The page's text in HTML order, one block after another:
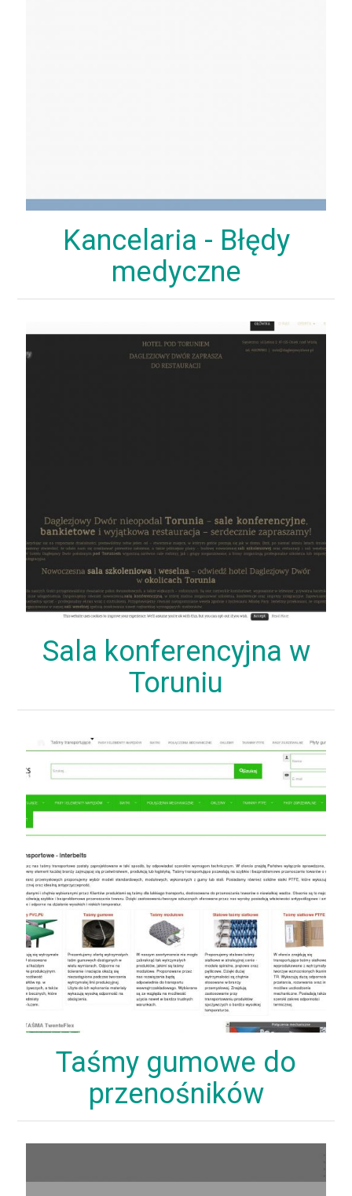
Kancelaria - Błędy
medyczne
Sala konferencyjna w
Toruniu
Taśmy gumowe do
przenośników